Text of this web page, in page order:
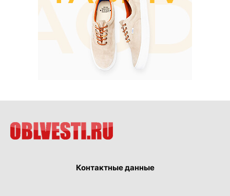
Контактные данные